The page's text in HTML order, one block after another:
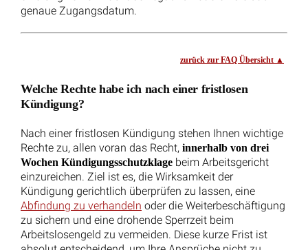
Entgelttransparenzgesetz: BAG begrenzt
Auskunftsanspruch örtlich und zeitlich